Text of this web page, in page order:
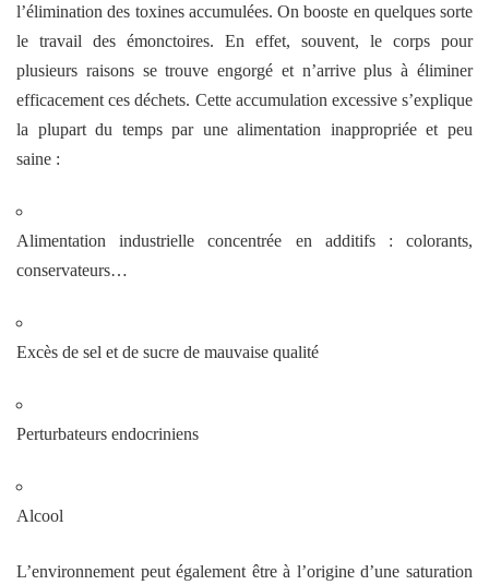
l’élimination des toxines accumulées. On booste en quelques sorte
le travail des émonctoires. En effet, souvent, le corps pour
plusieurs raisons se trouve engorgé et n’arrive plus à éliminer
efficacement ces déchets. Cette accumulation excessive s’explique
la plupart du temps par une alimentation inappropriée et peu
saine :
Alimentation industrielle concentrée en additifs : colorants,
conservateurs…
Excès de sel et de sucre de mauvaise qualité
Perturbateurs endocriniens
Alcool
L’environnement peut également être à l’origine d’une saturation